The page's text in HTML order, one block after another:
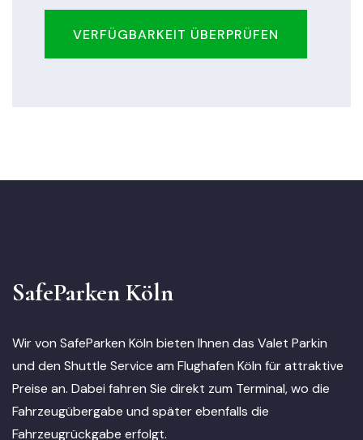
SafeParken Köln
Wir von SafeParken Köln bieten Ihnen das Valet Parkin
und den Shuttle Service am Flughafen Köln für attraktive
Preise an. Dabei fahren Sie direkt zum Terminal, wo die
Fahrzeugübergabe und später ebenfalls die
Fahrzeugrückgabe erfolgt.